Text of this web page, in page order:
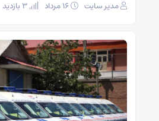
مدیر سایت